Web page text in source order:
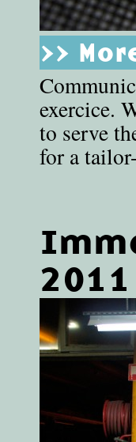
>>
exercice.
to serve
for a
2011